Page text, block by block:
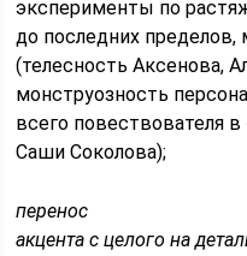
эксперименты по
до последних пределов,
(телесность Аксенова,
монструозность
всего повествователя
Саши Соколова);
перенос
акцента с целого на